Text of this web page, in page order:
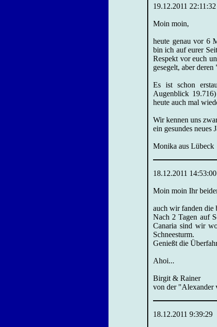
19.12.2011 22:11:32
Moin moin,
heute genau vor 6
bin ich auf eurer
Respekt vor euch
gesegelt, aber
Es ist schon
Augenblick
heute auch mal
Wir kennen uns
ein gesundes neues
Monika aus Lübeck
18.12.2011 14:53:00
Moin moin Ihr
auch wir fanden die
Nach 2 Tagen auf
Canaria sind wir
Schneesturm.
Genießt die
Ahoi...
Birgit & Rainer
von der
18.12.2011 9:39:29